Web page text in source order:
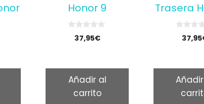
Honor 9
f
5
37,95€
Añadir al
carrito
Trasera
f
5
37,95